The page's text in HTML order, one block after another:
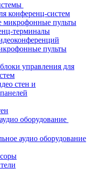
конференц-систем
микрофонные пульты
терминалы
пульты
управления для
стен и
оборудование
аудио оборудование